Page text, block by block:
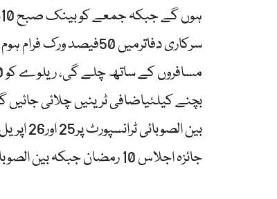
بچنے کیلئیاضافی ٹرینیں چلائی جائیں
بین
جائزہ اجلاس 10 رمضان جبکہ بین الصوبائی ٹرانسپورٹ کا جائزہ لینے کیلئے اجلاس 20 اپریل کو ہوگا۔